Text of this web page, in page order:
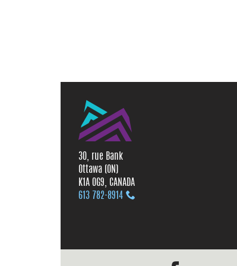
30, rue Bank
Ottawa (ON)
K1A 0G9, CANADA
613 782‑8914